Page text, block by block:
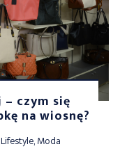
czym się
na wiosnę?
Lifestyle,Moda